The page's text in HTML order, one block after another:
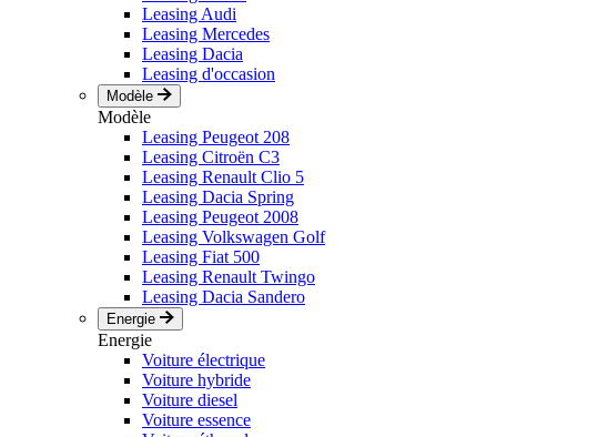
Leasing Audi
Leasing Mercedes
Leasing Dacia
Leasing d'occasion
Modèle
Modèle
Leasing Peugeot 208
Leasing Citroën C3
Leasing Renault Clio 5
Leasing Dacia Spring
Leasing Peugeot 2008
Leasing Volkswagen Golf
Leasing Fiat 500
Leasing Renault Twingo
Leasing Dacia Sandero
Energie
Energie
Voiture électrique
Voiture hybride
Voiture diesel
Voiture essence